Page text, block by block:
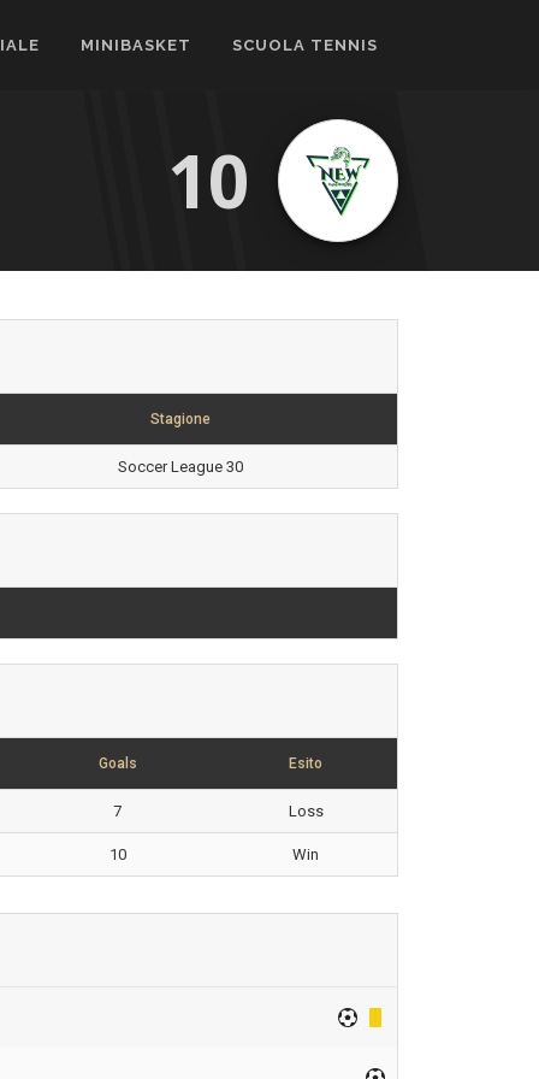
MINIBASKET SCUOLA TENNIS
10
Stagione
Soccer League 30
Goals Esito
7 Loss
10 Win